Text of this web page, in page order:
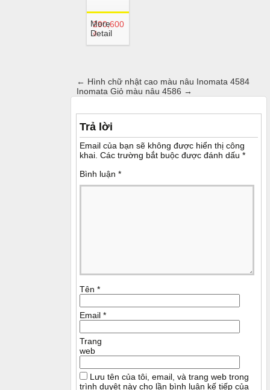
290,600
₫
More
Detail
← Hình chữ nhật cao màu nâu Inomata 4584
Inomata Giỏ màu nâu 4586 →
Trả lời
Email của bạn sẽ không được hiển thị công
khai. Các trường bắt buộc được đánh dấu *
Bình luận *
Tên *
Email *
Trang
web
Lưu tên của tôi, email, và trang web trong
trình duyệt này cho lần bình luận kế tiếp của